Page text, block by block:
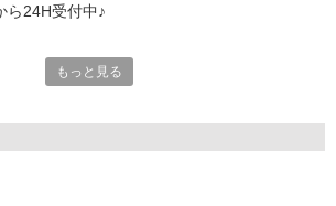
ら24H受付中♪
安に、メールorお電話でご連絡します。
もっと見る